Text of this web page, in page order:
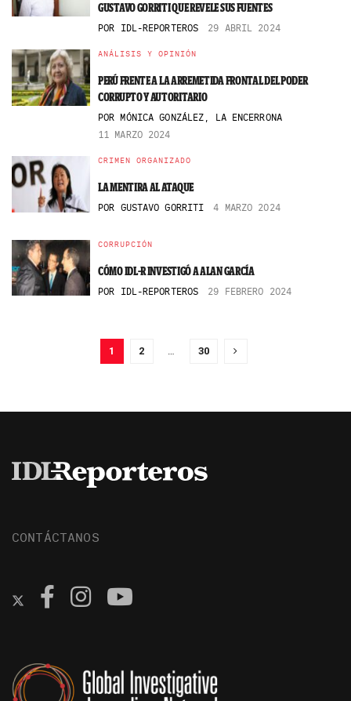
GUSTAVO GORRITI QUE REVELE SUS FUENTES
POR IDL-REPORTEROS 29 ABRIL 2024
ANÁLISIS Y OPINIÓN
PERÚ FRENTE A LA ARREMETIDA FRONTAL DEL PODER
CORRUPTO Y AUTORITARIO
POR MÓNICA GONZÁLEZ, LA ENCERRONA
11 MARZO 2024
CRIMEN ORGANIZADO
LA MENTIRA AL ATAQUE
POR GUSTAVO GORRITI 4 MARZO 2024
CORRUPCIÓN
CÓMO IDL-R INVESTIGÓ A ALAN GARCÍA
POR IDL-REPORTEROS 29 FEBRERO 2024
1 2 … 30
CONTÁCTANOS